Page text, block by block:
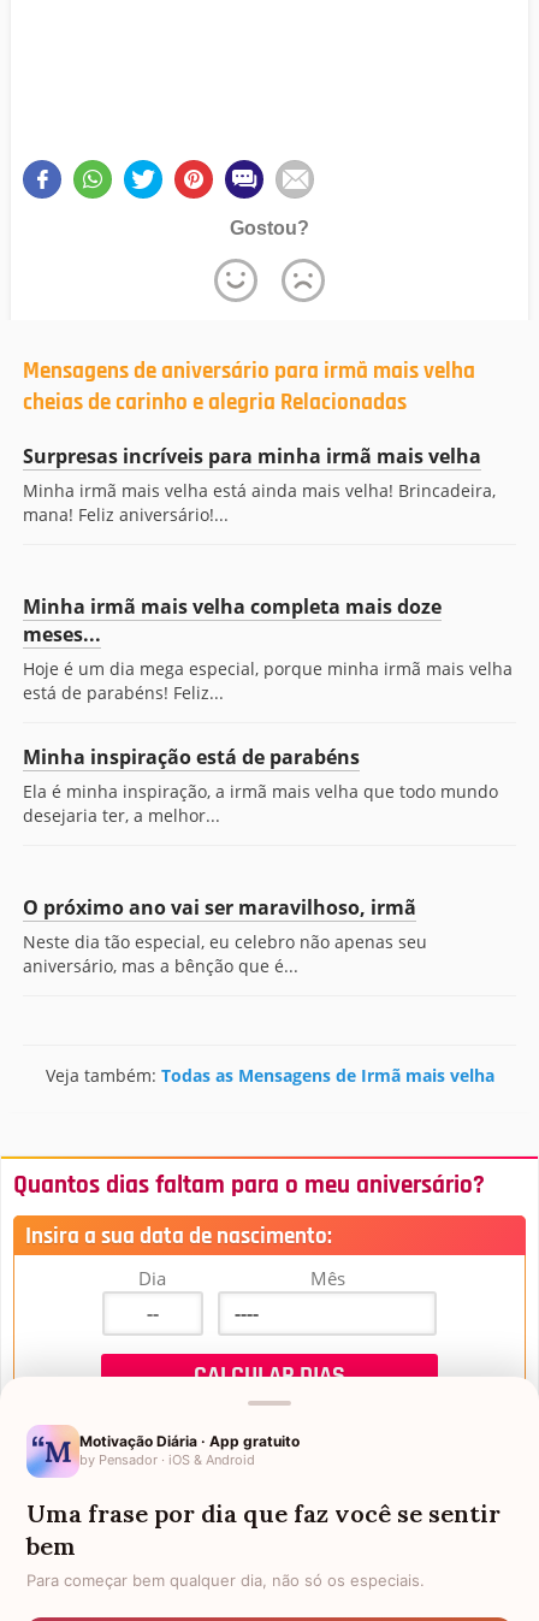
Gostou?
Mensagens de aniversário para irmã mais velha
cheias de carinho e alegria Relacionadas
Surpresas incríveis para minha irmã mais velha
Minha irmã mais velha está ainda mais velha! Brincadeira,
mana! Feliz aniversário!...
Minha irmã mais velha completa mais doze
meses...
Hoje é um dia mega especial, porque minha irmã mais velha
está de parabéns! Feliz...
Minha inspiração está de parabéns
Ela é minha inspiração, a irmã mais velha que todo mundo
desejaria ter, a melhor...
O próximo ano vai ser maravilhoso, irmã
Neste dia tão especial, eu celebro não apenas seu
aniversário, mas a bênção que é...
Veja também: Todas as Mensagens de Irmã mais velha
Quantos dias faltam para o meu aniversário?
Insira a sua data de nascimento:
Dia Mês
Mensagens de Aniversário
FALTAM 3 DIAS PARA O MEU
Motivação Diária · App gratuito
by Pensador · iOS & Android
Uma frase por dia que faz você se sentir
bem
Para começar bem qualquer dia, não só os especiais.